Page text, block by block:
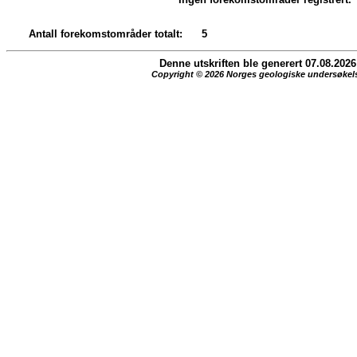
Antall forekomstområder totalt: 5
Denne utskriften ble generert 07.08.2026
Copyright © 2026 Norges geologiske